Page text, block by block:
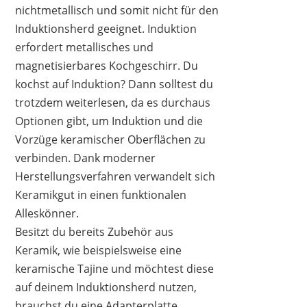
ALAJIVO
79,99 €66,49 €*
nichtmetallisch und somit nicht für den
Induktionsherd geeignet. Induktion
erfordert metallisches und
magnetisierbares Kochgeschirr. Du
kochst auf Induktion? Dann solltest du
trotzdem weiterlesen, da es durchaus
Optionen gibt, um Induktion und die
Vorzüge keramischer Oberflächen zu
verbinden. Dank moderner
Herstellungsverfahren verwandelt sich
Keramikgut in einen funktionalen
Alleskönner.
Besitzt du bereits Zubehör aus
Keramik, wie beispielsweise eine
keramische Tajine und möchtest diese
auf deinem Induktionsherd nutzen,